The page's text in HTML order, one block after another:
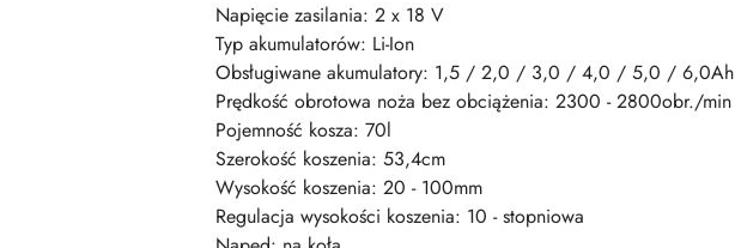
Napięcie zasilania: 2 x 18 V
Typ akumulatorów: Li-Ion
Obsługiwane akumulatory: 1,5 / 2,0 / 3,0 / 4,0 / 5,0 / 6,0Ah
Prędkość obrotowa noża bez obciążenia: 2300 - 2800obr./min
Pojemność kosza: 70l
Szerokość koszenia: 53,4cm
Wysokość koszenia: 20 - 100mm
Regulacja wysokości koszenia: 10 - stopniowa